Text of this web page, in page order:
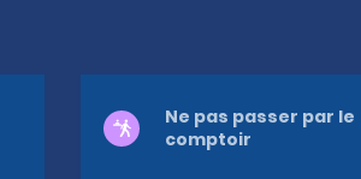
Ne pas passer par le
comptoir